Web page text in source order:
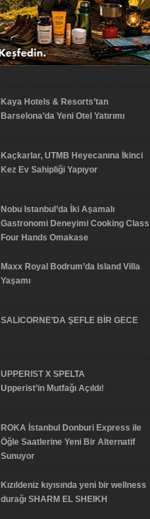
Kaya Hotels & Resorts’tan
Barselona’da Yeni Otel Yatırımı
Kaçkarlar, UTMB Heyecanına İkinci
Kez Ev Sahipliği Yapıyor
Nobu Istanbul’da İki Aşamalı
Gastronomi Deneyimi Cooking Class
Four Hands Omakase
Maxx Royal Bodrum’da Island Villa
Yaşamı
SALICORNE’DA ŞEFLE BİR GECE
UPPERIST X SPELTA
Upperist’in Mutfağı Açıldı!
ROKA İstanbul Donburi Express ile
Öğle Saatlerine Yeni Bir Alternatif
Sunuyor
Kızıldeniz kıyısında yeni bir wellness
durağı SHARM EL SHEIKH